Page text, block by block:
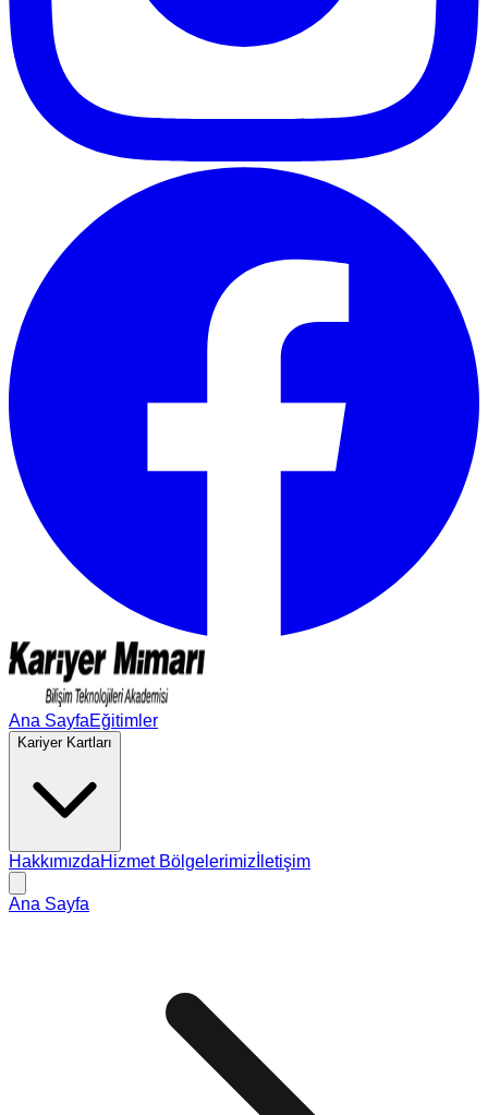
Ana SayfaEğitimler
Kariyer Kartları
HakkımızdaHizmet Bölgelerimiz İletişim
Ana Sayfa